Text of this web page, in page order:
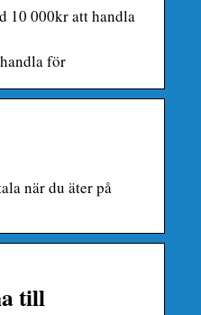
10 000kr att handla
för
när du äter på
till